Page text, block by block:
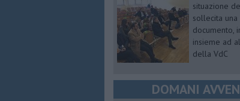
situazione
sollecita
documento,
insieme ad
della VdC
DOMANI